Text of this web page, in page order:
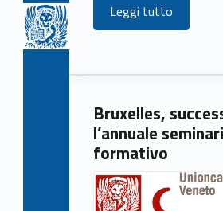
Leggi tutto
Bruxelles,
l’annuale
formativo